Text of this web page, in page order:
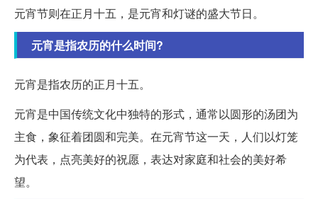
元宵节则在正月十五，是元宵和灯谜的盛大节日。
元宵是指农历的什么时间?
元宵是指农历的正月十五。
元宵是中国传统文化中独特的形式，通常以圆形的汤团为
主食，象征着团圆和完美。在元宵节这一天，人们以灯笼
为代表，点亮美好的祝愿，表达对家庭和社会的美好希
望。